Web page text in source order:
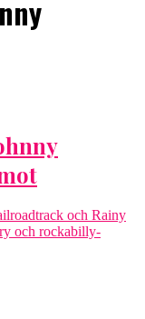
och Rainy
och rockabilly-